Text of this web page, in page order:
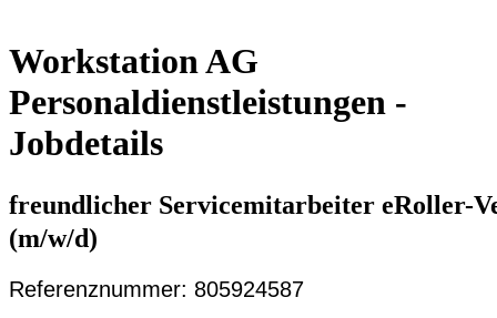
Workstation AG
Personaldienstleistungen -
Jobdetails
freundlicher Servicemitarbeiter eRoller-
(m/w/d)
Referenznummer: 805924587